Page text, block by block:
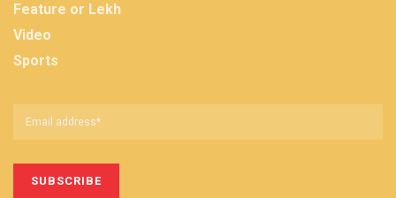
Feature or Lekh
Video
Sports